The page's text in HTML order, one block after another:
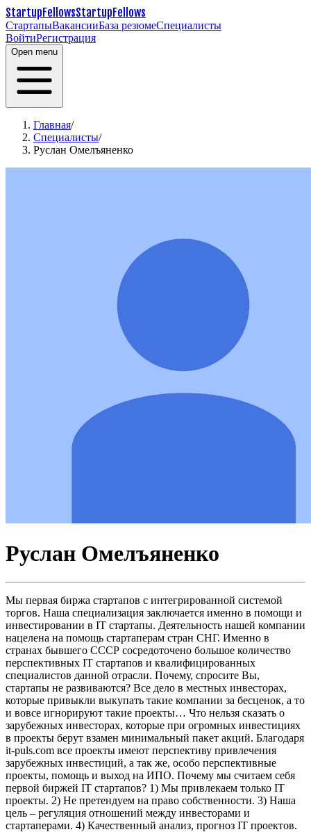
StartupFellowsStartupFellows
СтартапыВакансииБаза резюмеСпециалисты
ВойтиРегистрация
Open menu
Главная/
Специалисты/
Руслан Омелъяненко
Руслан Омелъяненко
Мы первая биржа стартапов с интегрированной системой
торгов. Наша специализация заключается именно в помощи и
инвестировании в IT стартапы. Деятельность нашей компании
нацелена на помощь стартаперам стран СНГ. Именно в
странах бывшего СССР сосредоточено большое количество
перспективных IT стартапов и квалифицированных
специалистов данной отрасли. Почему, спросите Вы,
стартапы не развиваются? Все дело в местных инвесторах,
которые привыкли выкупать такие компании за бесценок, а то
и вовсе игнорируют такие проекты… Что нельзя сказать о
зарубежных инвесторах, которые при огромных инвестициях
в проекты берут взамен минимальный пакет акций. Благодаря
it-puls.com все проекты имеют перспективу привлечения
зарубежных инвестиций, а так же, особо перспективные
проекты, помощь и выход на ИПО. Почему мы считаем себя
первой биржей IT стартапов? 1) Мы привлекаем только IT
проекты. 2) Не претендуем на право собственности. 3) Наша
цель – регуляция отношений между инвесторами и
стартаперами. 4) Качественный анализ, прогноз IT проектов.